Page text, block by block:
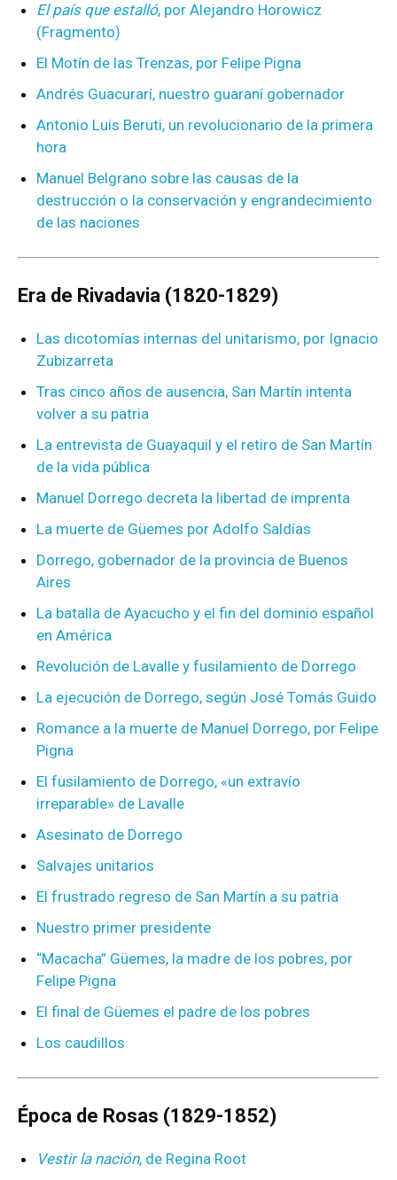
El país que estalló, por Alejandro Horowicz
(Fragmento)
El Motín de las Trenzas, por Felipe Pigna
Andrés Guacurarí, nuestro guaraní gobernador
Antonio Luis Beruti, un revolucionario de la primera
hora
Manuel Belgrano sobre las causas de la
destrucción o la conservación y engrandecimiento
de las naciones
Era de Rivadavia (1820-1829)
Las dicotomías internas del unitarismo, por Ignacio
Zubizarreta
Tras cinco años de ausencia, San Martín intenta
volver a su patria
La entrevista de Guayaquil y el retiro de San Martín
de la vida pública
Manuel Dorrego decreta la libertad de imprenta
La muerte de Güemes por Adolfo Saldías
Dorrego, gobernador de la provincia de Buenos
Aires
La batalla de Ayacucho y el fin del dominio español
en América
Revolución de Lavalle y fusilamiento de Dorrego
La ejecución de Dorrego, según José Tomás Guido
Romance a la muerte de Manuel Dorrego, por Felipe
Pigna
El fusilamiento de Dorrego, «un extravío
irreparable» de Lavalle
Asesinato de Dorrego
Salvajes unitarios
El frustrado regreso de San Martín a su patria
Nuestro primer presidente
“Macacha” Güemes, la madre de los pobres, por
Felipe Pigna
El final de Güemes el padre de los pobres
Los caudillos
Época de Rosas (1829-1852)
Vestir la nación, de Regina Root